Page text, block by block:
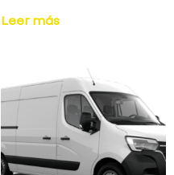
Leer más